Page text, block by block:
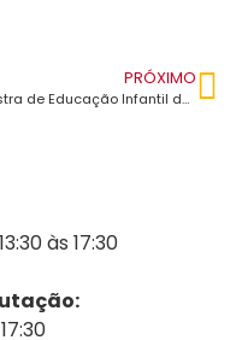
PRÓXIMO
1ª Mostra de Educação Infantil de Sombrio expõe trabalhos dos CEIs
às 17:30